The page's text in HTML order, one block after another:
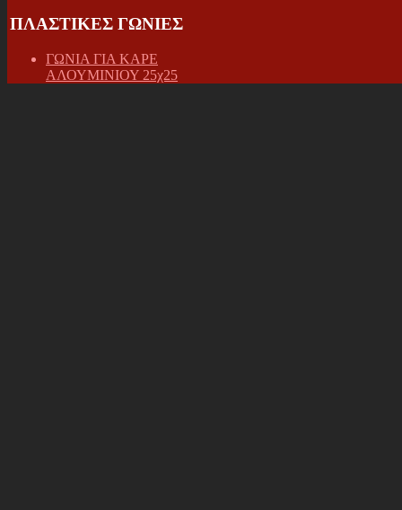
ΠΛΑΣΤΙΚΕΣ ΓΩΝΙΕΣ
ΓΩΝΙΑ ΓΙΑ ΚΑΡΕ
ΑΛΟΥΜΙΝΙΟΥ 25χ25